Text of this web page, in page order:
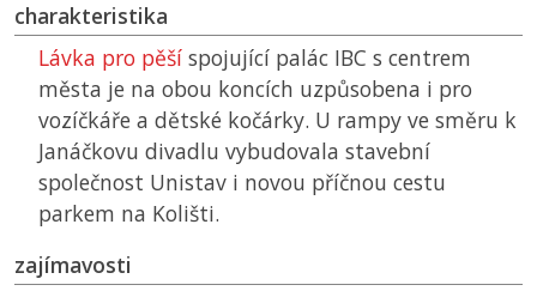
charakteristika
Lávka pro pěší spojující palác IBC s centrem
města je na obou koncích uzpůsobena i pro
vozíčkáře a dětské kočárky. U rampy ve směru k
Janáčkovu divadlu vybudovala stavební
společnost Unistav i novou příčnou cestu
parkem na Kolišti.
zajímavosti